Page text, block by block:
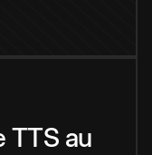
TTS au